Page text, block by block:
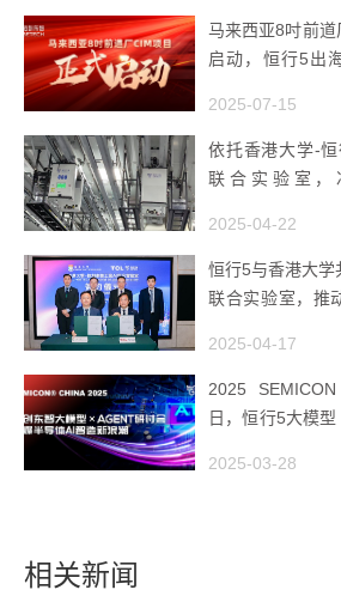
马来西亚8吋前道
启动，恒行5出
2025-07-15
依托香港大学-
联合实验室，
2025-04-22
恒行5与香港大学
联合实验室，推
2025-04-17
2025
日，恒行5大模型
潮
2025-03-28
相关新闻